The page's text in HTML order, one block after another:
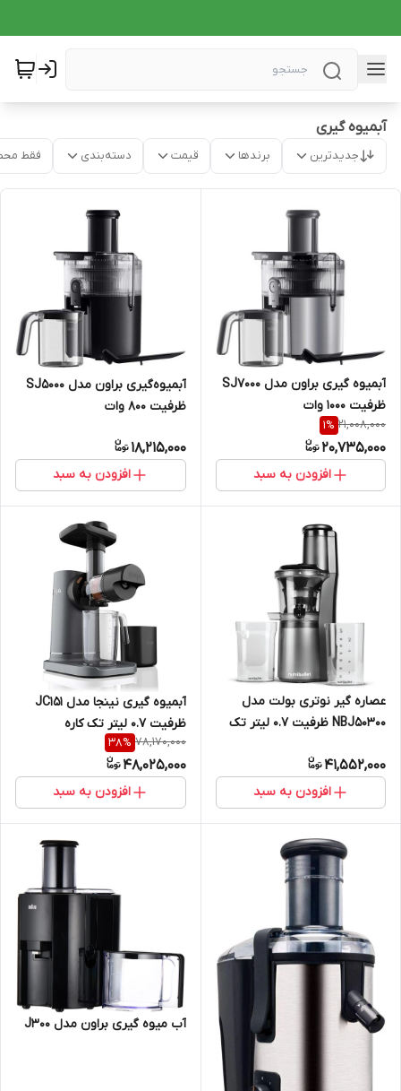
آبمیوه گیری
جدیدترین برندها قیمت دسته‌بندی فقط
آبمیوه گیری براون مدل SJ7000
ظرفیت ۱۰۰۰ وات
21,008,000
1%
20,735,000
افزودن به سبد
آبمیوه‌گیری براون مدل SJ5000
ظرفیت ۸۰۰ وات
18,215,000
افزودن به سبد
عصاره گیر نوتری بولت مدل
NBJ50300 ظرفیت ۰.۷ لیتر تک
41,552,000
افزودن به سبد
آبمیوه گیری نینجا مدل JC151
ظرفیت ۰.۷ لیتر تک کاره
78,170,000
38%
48,025,000
افزودن به سبد
آب میوه گیری براون مدل J300